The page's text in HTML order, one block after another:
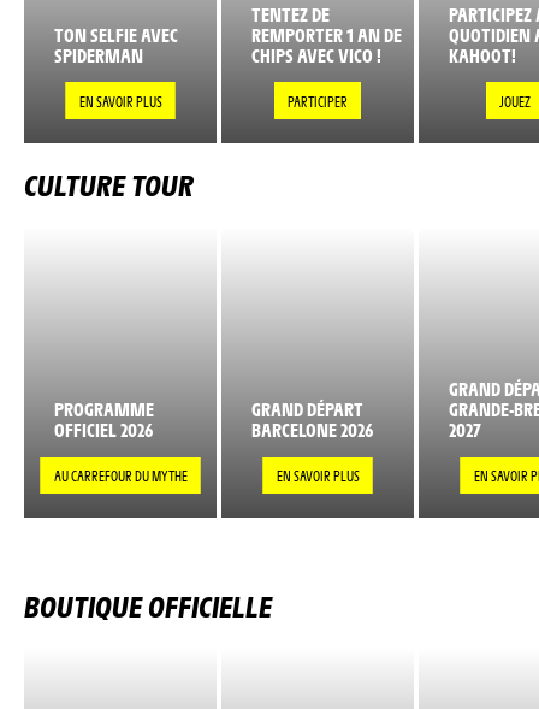
TON SELFIE AVEC
SPIDERMAN
EN SAVOIR PLUS
TENTEZ DE
REMPORTER 1 AN DE
CHIPS AVEC VICO !
PARTICIPER
PARTICIPEZ
QUOTIDIEN
KAHOOT!
JOUEZ
CULTURE TOUR
PROGRAMME
OFFICIEL 2026
AU CARREFOUR DU MYTHE
GRAND DÉPART
BARCELONE 2026
EN SAVOIR PLUS
GRAND
GRANDE-
2027
EN SAVOIR
BOUTIQUE OFFICIELLE